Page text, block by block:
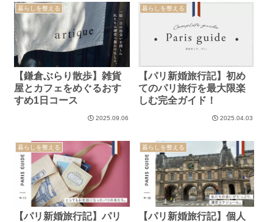
暮らしを整える
【鎌倉ぶらり散歩】雑貨
屋とカフェをめぐるおす
すめ1日コース
2025.09.06
暮らしを整える
【パリ新婚旅行記】初め
てのパリ旅行を最大限楽
しむ完全ガイド！
2025.04.03
暮らしを整える
【パリ新婚旅行記】パリ
暮らしを整える
【パリ新婚旅行記】個人